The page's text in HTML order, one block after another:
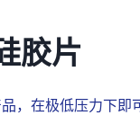
胶片
，在极低压力下即